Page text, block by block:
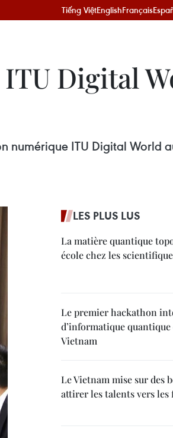
Tiếng ViệtEnglishFrançais
Digital
numérique ITU Digital World
LES PLUS LUS
La matière quantique
école chez les
Le premier hackathon
d’informatique quantique
Vietnam
Le Vietnam mise sur des
attirer les talents vers les